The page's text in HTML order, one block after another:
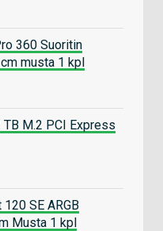
360 Suoritin
musta 1 kpl
M.2 PCI Express
SE ARGB
Musta 1 kpl